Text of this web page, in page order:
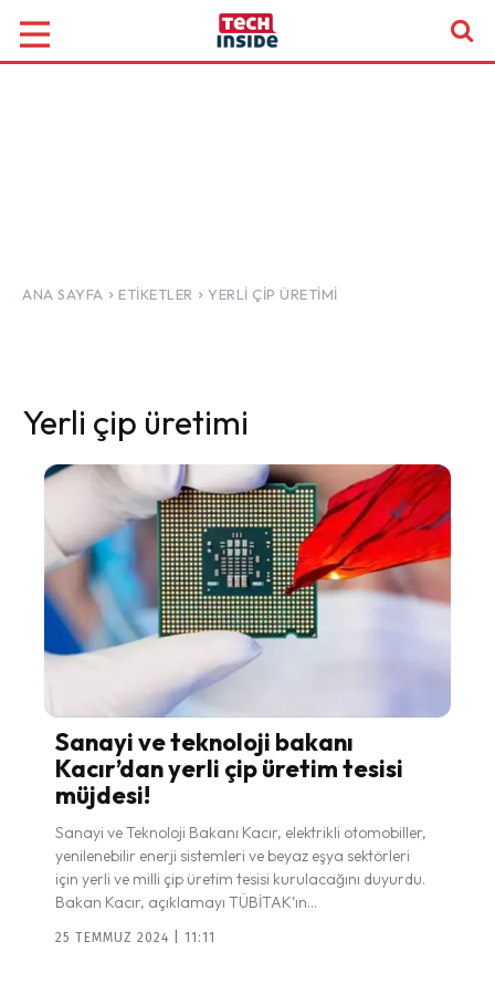
ANA SAYFA ETIKETLER YERLI ÇIP ÜRETIMI
Yerli çip üretimi
Sanayi ve teknoloji bakanı
Kacır’dan yerli çip üretim tesisi
müjdesi!
Sanayi ve Teknoloji Bakanı Kacır, elektrikli otomobiller,
yenilenebilir enerji sistemleri ve beyaz eşya sektörleri
için yerli ve milli çip üretim tesisi kurulacağını duyurdu.
Bakan Kacır, açıklamayı TÜBİTAK’ın...
25 TEMMUZ 2024 | 11:11